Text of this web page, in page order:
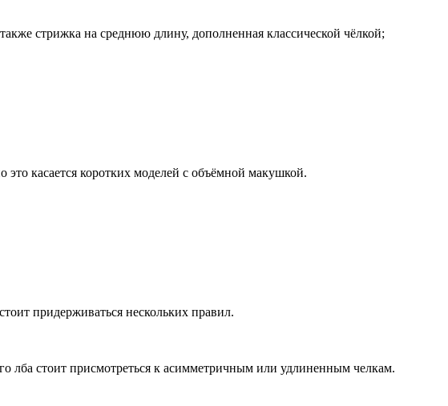
стрижка на среднюю длину, дополненная классической чёлкой;
касается коротких моделей с объёмной макушкой.
придерживаться нескольких правил.
лба стоит присмотреться к асимметричным или удлиненным челкам.